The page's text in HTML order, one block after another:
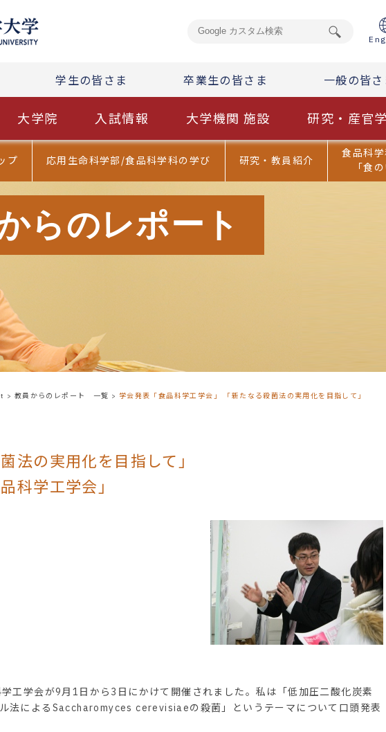
学生の皆さま 卒業生の皆さま 一般の皆さ
大学院 入試情報 大学機関 施設 研究・産官
らのレポート
プ 応用生命科学部/食品科学科の学び 研究・教員紹介
食品科学
「食
> 教員からのレポート 一覧 > 学会発表「食品科学工学会」 「新たなる殺菌法の実用化を目指して」
法の実用化を目指して」
科学工学会」
工学会が9月1日から3日にかけて開催されました。私は「低加圧二酸化炭素
法によるSaccharomyces cerevisiaeの殺菌」というテーマについて口頭発表